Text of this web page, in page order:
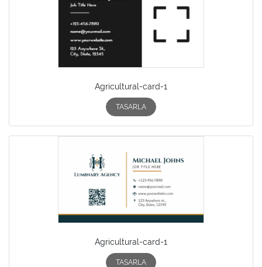
Agricultural-card-1
TASARLA
Agricultural-card-1
TASARLA